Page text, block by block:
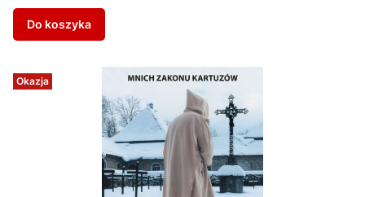
Do koszyka
Okazja